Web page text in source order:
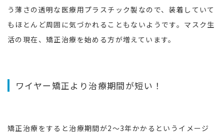
う薄さの透明な医療用プラスチック製なので、装着していて
もほとんど周囲に気づかれることもないようです。マスク生
活の現在、矯正治療を始める方が増えています。
ワイヤー矯正より治療期間が短い！
矯正治療をすると治療期間が2～3年かかるというイメージ